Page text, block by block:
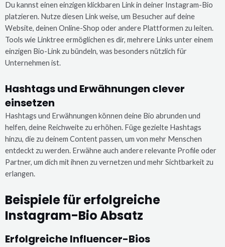
Du kannst einen einzigen klickbaren Link in deiner Instagram-Bio
platzieren. Nutze diesen Link weise, um Besucher auf deine
Website, deinen Online-Shop oder andere Plattformen zu leiten.
Tools wie Linktree ermöglichen es dir, mehrere Links unter einem
einzigen Bio-Link zu bündeln, was besonders nützlich für
Unternehmen ist.
Hashtags und Erwähnungen clever
einsetzen
Hashtags und Erwähnungen können deine Bio abrunden und
helfen, deine Reichweite zu erhöhen. Füge gezielte Hashtags
hinzu, die zu deinem Content passen, um von mehr Menschen
entdeckt zu werden. Erwähne auch andere relevante Profile oder
Partner, um dich mit ihnen zu vernetzen und mehr Sichtbarkeit zu
erlangen.
Beispiele für erfolgreiche
Instagram-Bio Absatz
Erfolgreiche Influencer-Bios